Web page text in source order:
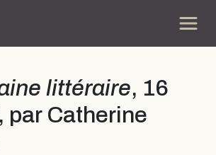
littéraire, 16
par Catherine